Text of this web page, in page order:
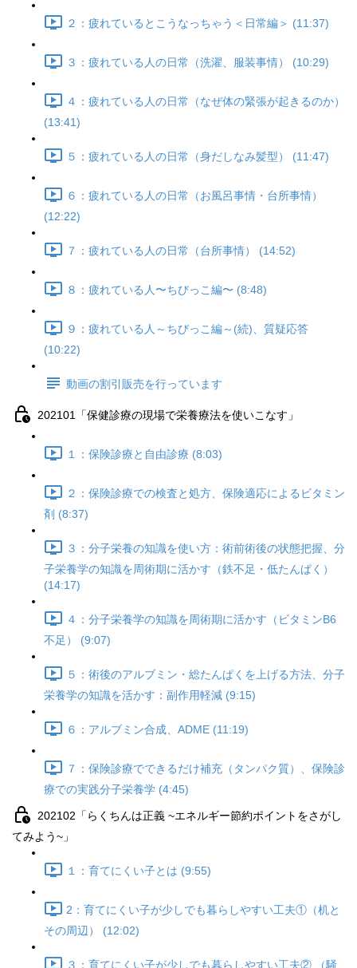
２：疲れているとこうなっちゃう＜日常編＞ (11:37)
３：疲れている人の日常（洗濯、服装事情） (10:29)
４：疲れている人の日常（なぜ体の緊張が起きるのか）
(13:41)
５：疲れている人の日常（身だしなみ髪型） (11:47)
６：疲れている人の日常（お風呂事情・台所事情）
(12:22)
７：疲れている人の日常（台所事情） (14:52)
８：疲れている人〜ちびっこ編〜 (8:48)
９：疲れている人～ちびっこ編～(続)、質疑応答
(10:22)
動画の割引販売を行っています
202101「保健診療の現場で栄養療法を使いこなす」
１：保険診療と自由診療 (8:03)
２：保険診療での検査と処方、保険適応によるビタミン
剤 (8:37)
３：分子栄養の知識を使い方：術前術後の状態把握、分
子栄養学の知識を周術期に活かす（鉄不足・低たんぱく）
(14:17)
４：分子栄養学の知識を周術期に活かす（ビタミンB6
不足） (9:07)
５：術後のアルブミン・総たんぱくを上げる方法、分子
栄養学の知識を活かす：副作用軽減 (9:15)
６：アルブミン合成、ADME (11:19)
７：保険診療でできるだけ補充（タンパク質）、保険診
療での実践分子栄養学 (4:45)
202102「らくちんは正義 ~エネルギー節約ポイントをさがし
てみよう~」
１：育てにくい子とは (9:55)
2：育てにくい子が少しでも暮らしやすい工夫①（机と
その周辺） (12:02)
３：育てにくい子が少しでも暮らしやすい工夫② （騒